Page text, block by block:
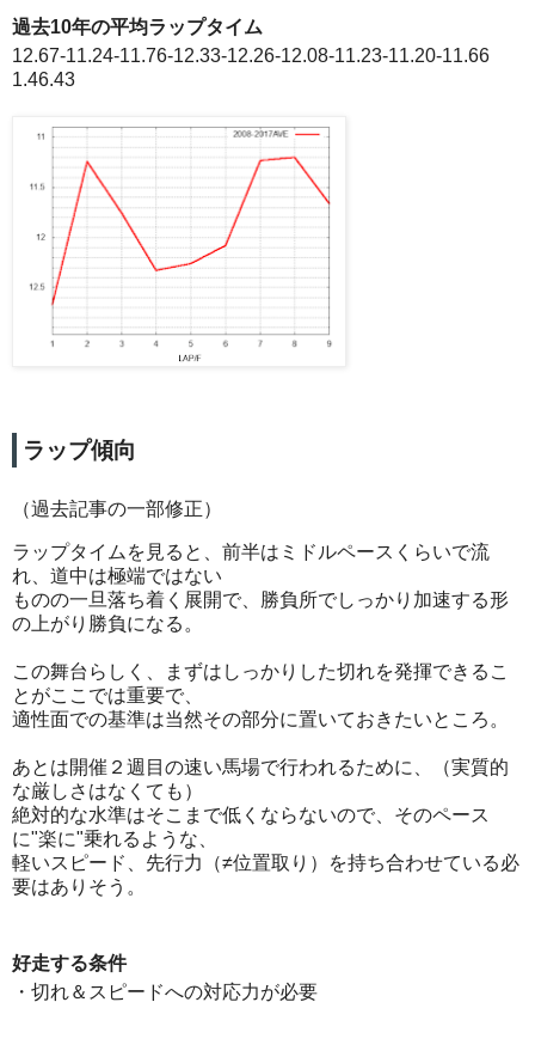
過去10年の平均ラップタイム
12.67-11.24-11.76-12.33-12.26-12.08-11.23-11.20-11.66
1.46.43
ラップ傾向
（過去記事の一部修正）
ラップタイムを見ると、前半はミドルペースくらいで流
れ、道中は極端ではない
ものの一旦落ち着く展開で、勝負所でしっかり加速する形
の上がり勝負になる。
この舞台らしく、まずはしっかりした切れを発揮できるこ
とがここでは重要で、
適性面での基準は当然その部分に置いておきたいところ。
あとは開催２週目の速い馬場で行われるために、（実質的
な厳しさはなくても）
絶対的な水準はそこまで低くならないので、そのペース
に"楽に"乗れるような、
軽いスピード、先行力（≠位置取り）を持ち合わせている必
要はありそう。
好走する条件
・切れ＆スピードへの対応力が必要